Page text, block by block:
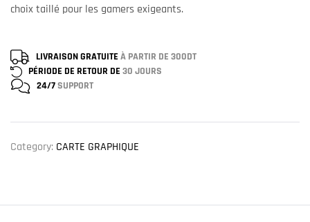
choix taillé pour les gamers exigeants.
LIVRAISON GRATUITE À PARTIR DE 300DT
PÉRIODE DE RETOUR DE 30 JOURS
24/7SUPPORT
Category: CARTE GRAPHIQUE